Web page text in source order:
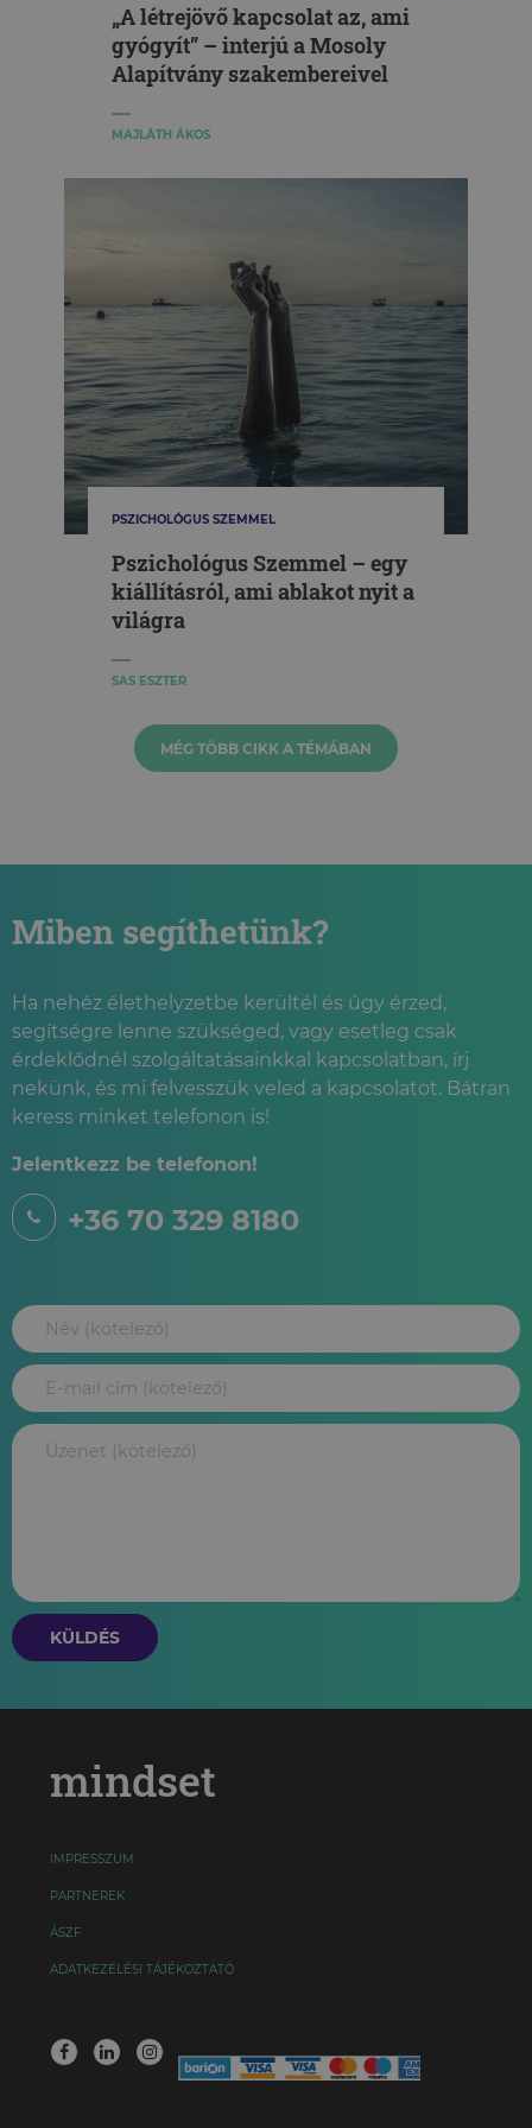
„A létrejövő kapcsolat az, ami
gyógyít” – interjú a Mosoly
Alapítvány szakembereivel
MAJLÁTH ÁKOS
PSZICHOLÓGUS SZEMMEL
Pszichológus Szemmel – egy
kiállításról, ami ablakot nyit a
világra
SAS ESZTER
MÉG TÖBB CIKK A TÉMÁBAN
Miben segíthetünk?
Ha nehéz élethelyzetbe kerültél és úgy érzed,
segítségre lenne szükséged, vagy esetleg csak
érdeklődnél szolgáltatásainkkal kapcsolatban, írj
nekünk, és mi felvesszük veled a kapcsolatot. Bátran
keress minket telefonon is!
Jelentkezz be telefonon!
+36 70 329 8180
KÜLDÉS
mindset
IMPRESSZUM
PARTNEREK
ÁSZF
ADATKEZELÉSI TÁJÉKOZTATÓ